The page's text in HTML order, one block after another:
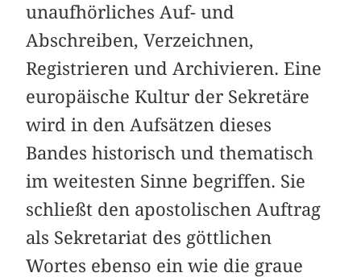
unaufhörliches Auf- und
Abschreiben, Verzeichnen,
Registrieren und Archivieren. Eine
europäische Kultur der Sekretäre
wird in den Aufsätzen dieses
Bandes historisch und thematisch
im weitesten Sinne begriffen. Sie
schließt den apostolischen Auftrag
als Sekretariat des göttlichen
Wortes ebenso ein wie die graue